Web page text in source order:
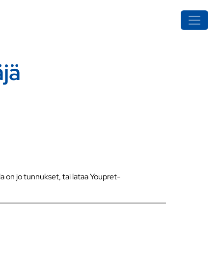
on jo tunnukset, tai lataa Youpret-